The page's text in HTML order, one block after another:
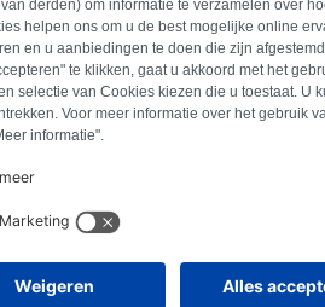
les produits compatibles.